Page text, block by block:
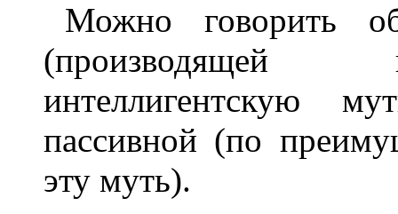
Можно говорить
(производящей
интеллигентскую
пассивной (по
эту муть).